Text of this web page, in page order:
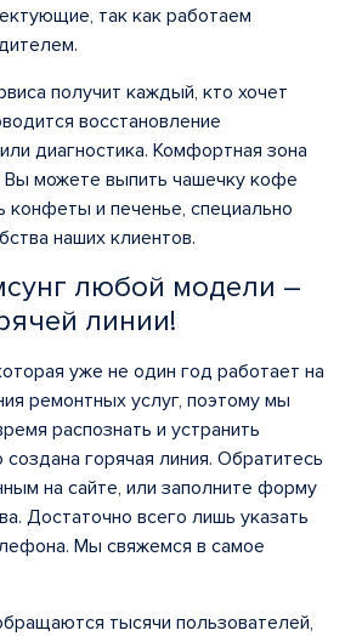
так как работаем
получит каждый, кто хочет
восстановление
диагностика. Комфортная зона
Вы можете выпить чашечку кофе
конфеты и печенье, специально
наших клиентов.
любой модели –
линии!
уже не один год работает на
ремонтных услуг, поэтому мы
распознать и устранить
горячая линия. Обратитесь
на сайте, или заполните форму
Достаточно всего лишь указать
Мы свяжемся в самое
тысячи пользователей,